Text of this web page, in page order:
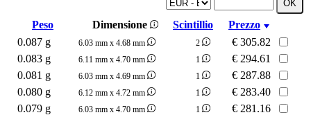
Peso Dimensione Scintillio
Prezzo
0.087 g
6.03 mm x 4.68 mm 2 € 305.82
0.083 g
6.11 mm x 4.70 mm 1 € 294.61
0.081 g
6.03 mm x 4.69 mm 1 € 287.88
0.080 g
6.12 mm x 4.72 mm 1 € 283.40
0.079 g
6.03 mm x 4.70 mm 1 € 281.16